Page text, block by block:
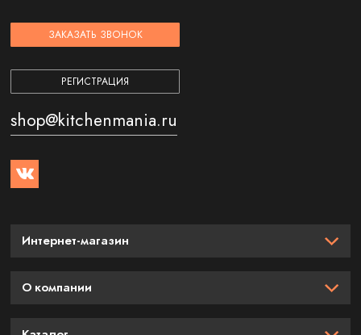
ЗАКАЗАТЬ ЗВОНОК
РЕГИСТРАЦИЯ
shop@kitchenmania.ru
Интернет-магазин
О компании